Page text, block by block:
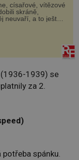
císařové, vítězové
skráně,
neuvaří, a to ještě
list může výrazně
neduhy.
množství ně...
(1936-1939) se
za 2.
potřeba spánku.